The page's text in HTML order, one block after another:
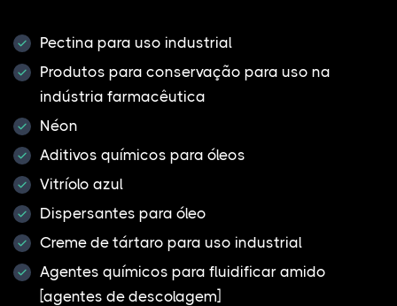
Pectina para uso industrial
Produtos para conservação para uso na
indústria farmacêutica
Néon
Aditivos químicos para óleos
Vitríolo azul
Dispersantes para óleo
Creme de tártaro para uso industrial
Agentes químicos para fluidificar amido
[agentes de descolagem]